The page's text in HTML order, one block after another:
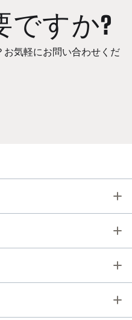
ですか?
お気軽にお問い合わせくだ